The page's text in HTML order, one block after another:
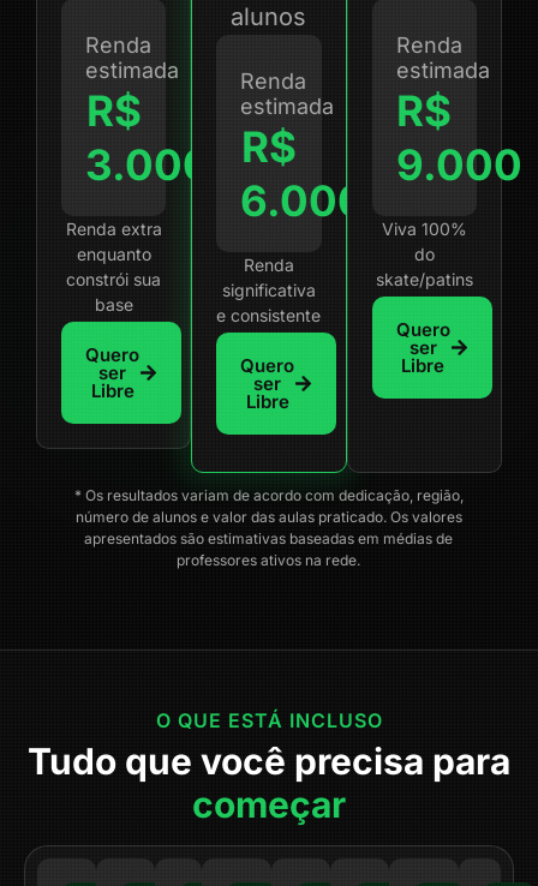
Renda
estimada
R$
3.000
Renda extra
enquanto
constrói sua
base
Quero
ser
Libre
alunos
Renda
estimada
R$
6.000
Renda
significativa
e consistente
Quero
ser
Libre
Renda
estimada
R$
9.000
Viva 100%
do
skate/patins
Quero
ser
Libre
* Os resultados variam de acordo com dedicação, região,
número de alunos e valor das aulas praticado. Os valores
apresentados são estimativas baseadas em médias de
professores ativos na rede.
O QUE ESTÁ INCLUSO
Tudo que você precisa para
começar